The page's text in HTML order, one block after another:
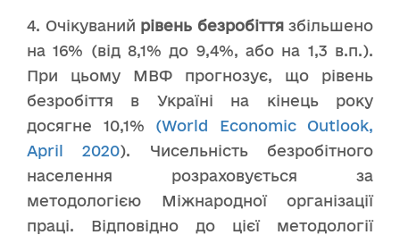
4. Очікуваний рівень безробіття збільшено
на 16% (від 8,1% до 9,4%, або на 1,3 в.п.).
При цьому МВФ прогнозує, що рівень
безробіття в Україні на кінець року
досягне 10,1% (World Economic Outlook,
April 2020). Чисельність безробітного
населення розраховується за
методологією Міжнародної організації
праці. Відповідно до цієї методології